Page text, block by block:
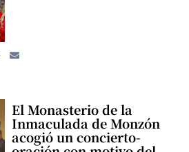
El Monasterio de la
Inmaculada de Monzón
acogió un concierto-